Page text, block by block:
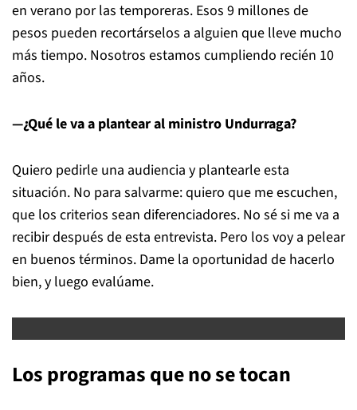
en verano por las temporeras. Esos 9 millones de
pesos pueden recortárselos a alguien que lleve mucho
más tiempo. Nosotros estamos cumpliendo recién 10
años.
—¿Qué le va a plantear al ministro Undurraga?
Quiero pedirle una audiencia y plantearle esta
situación. No para salvarme: quiero que me escuchen,
que los criterios sean diferenciadores. No sé si me va a
recibir después de esta entrevista. Pero los voy a pelear
en buenos términos. Dame la oportunidad de hacerlo
bien, y luego evalúame.
Los programas que no se tocan